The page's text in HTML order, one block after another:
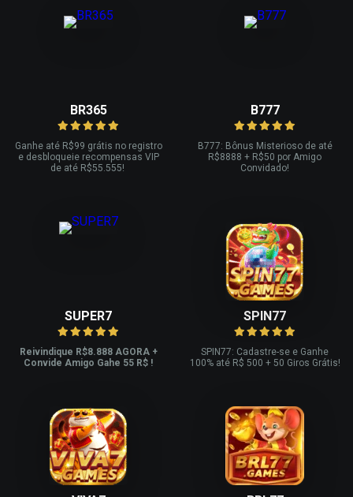
BR365
Ganhe até R$99 grátis no registro
e desbloqueie recompensas VIP
de até R$55.555!
B777
B777: Bônus Misterioso de até
R$8888 + R$50 por Amigo
Convidado!
SUPER7
Reivindique R$8.888 AGORA +
Convide Amigo Gahe 55 R$ !
SPIN77
SPIN77: Cadastre-se e Ganhe
100% até R$ 500 + 50 Giros Grátis!